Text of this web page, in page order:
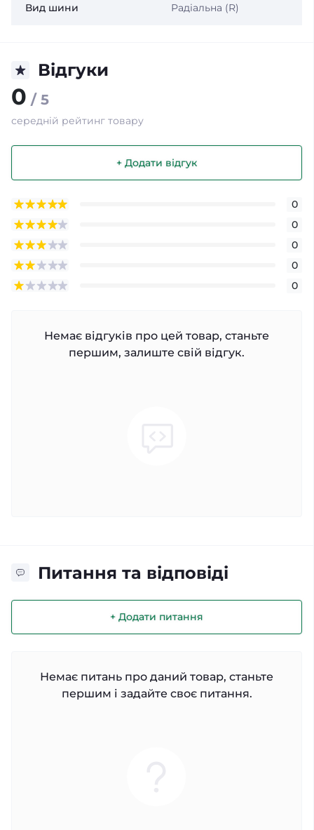
Вид шини Радіальна (R)
Відгуки
0 / 5
середній рейтинг товару
+ Додати відгук
0
0
0
0
0
Немає відгуків про цей товар, станьте
першим, залиште свій відгук.
Питання та відповіді
+ Додати питання
Немає питань про даний товар, станьте
першим і задайте своє питання.